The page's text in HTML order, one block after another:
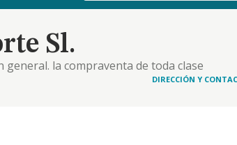
Sl.
la compraventa de toda clase
-no financiero- de las mismas
DIRECCIÓN Y